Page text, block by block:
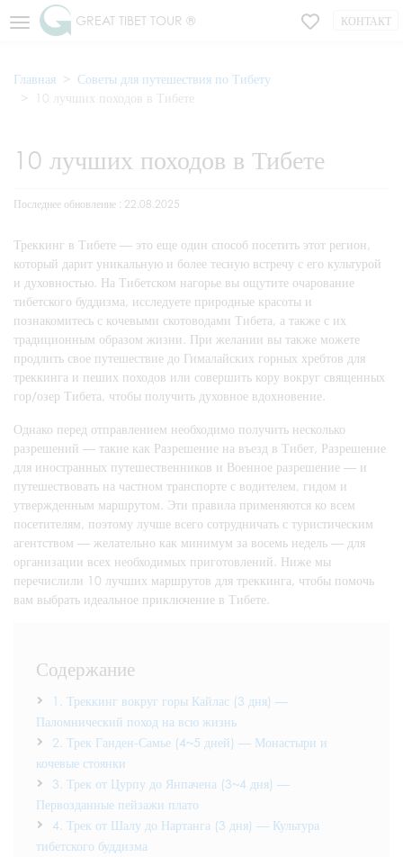
GREAT TIBET TOUR ® КОНТАКТ
Главная
Советы для путешествия по Тибету
10 лучших походов в Тибете
10 лучших походов в Тибете
Последнее обновление : 22.08.2025
Треккинг в Тибете — это еще один способ посетить этот регион,
который дарит уникальную и более тесную встречу с его культурой
и духовностью. На Тибетском нагорье вы ощутите очарование
тибетского буддизма, исследуете природные красоты и
познакомитесь с кочевыми скотоводами Тибета, а также с их
традиционным образом жизни. При желании вы также можете
продлить свое путешествие до Гималайских горных хребтов для
треккинга и пеших походов или совершить кору вокруг священных
гор/озер Тибета, чтобы получить духовное вдохновение.
Однако перед отправлением необходимо получить несколько
разрешений — такие как Разрешение на въезд в Тибет, Разрешение
для иностранных путешественников и Военное разрешение — и
путешествовать на частном транспорте с водителем, гидом и
утвержденным маршрутом. Эти правила применяются ко всем
посетителям, поэтому лучше всего сотрудничать с туристическим
агентством — желательно как минимум за восемь недель — для
организации всех необходимых приготовлений. Ниже мы
перечислили 10 лучших маршрутов для треккинга, чтобы помочь
вам выбрать идеальное приключение в Тибете.
Содержание
1. Треккинг вокруг горы Кайлас (3 дня) —
Паломнический поход на всю жизнь
2. Трек Ганден-Самье (4~5 дней) — Монастыри и
кочевые стоянки
3. Трек от Цурпу до Янпачена (3~4 дня) —
Первозданные пейзажи плато
4. Трек от Шалу до Нартанга (3 дня) — Культура
тибетского буддизма